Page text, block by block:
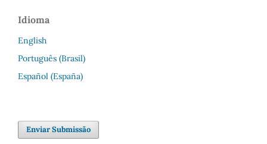
Idioma
English
Português (Brasil)
Español (España)
Enviar Submissão